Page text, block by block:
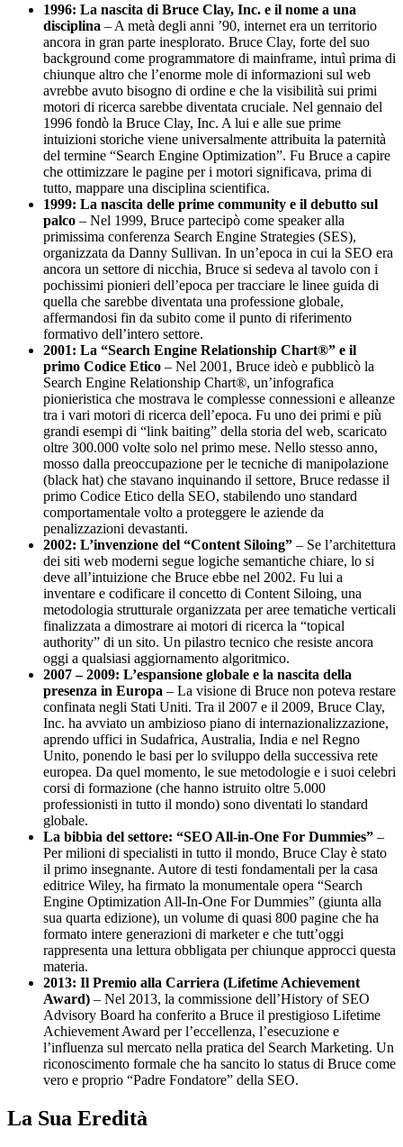
1996: La nascita di Bruce Clay, Inc. e il nome a una
disciplina – A metà degli anni ’90, internet era un territorio
ancora in gran parte inesplorato. Bruce Clay, forte del suo
background come programmatore di mainframe, intuì prima di
chiunque altro che l’enorme mole di informazioni sul web
avrebbe avuto bisogno di ordine e che la visibilità sui primi
motori di ricerca sarebbe diventata cruciale. Nel gennaio del
1996 fondò la Bruce Clay, Inc. A lui e alle sue prime
intuizioni storiche viene universalmente attribuita la paternità
del termine “Search Engine Optimization”. Fu Bruce a capire
che ottimizzare le pagine per i motori significava, prima di
tutto, mappare una disciplina scientifica.
1999: La nascita delle prime community e il debutto sul
palco – Nel 1999, Bruce partecipò come speaker alla
primissima conferenza Search Engine Strategies (SES),
organizzata da Danny Sullivan. In un’epoca in cui la SEO era
ancora un settore di nicchia, Bruce si sedeva al tavolo con i
pochissimi pionieri dell’epoca per tracciare le linee guida di
quella che sarebbe diventata una professione globale,
affermandosi fin da subito come il punto di riferimento
formativo dell’intero settore.
2001: La “Search Engine Relationship Chart®” e il
primo Codice Etico – Nel 2001, Bruce ideò e pubblicò la
Search Engine Relationship Chart®, un’infografica
pionieristica che mostrava le complesse connessioni e alleanze
tra i vari motori di ricerca dell’epoca. Fu uno dei primi e più
grandi esempi di “link baiting” della storia del web, scaricato
oltre 300.000 volte solo nel primo mese. Nello stesso anno,
mosso dalla preoccupazione per le tecniche di manipolazione
(black hat) che stavano inquinando il settore, Bruce redasse il
primo Codice Etico della SEO, stabilendo uno standard
comportamentale volto a proteggere le aziende da
penalizzazioni devastanti.
2002: L’invenzione del “Content Siloing” – Se l’architettura
dei siti web moderni segue logiche semantiche chiare, lo si
deve all’intuizione che Bruce ebbe nel 2002. Fu lui a
inventare e codificare il concetto di Content Siloing, una
metodologia strutturale organizzata per aree tematiche verticali
finalizzata a dimostrare ai motori di ricerca la “topical
authority” di un sito. Un pilastro tecnico che resiste ancora
oggi a qualsiasi aggiornamento algoritmico.
2007 – 2009: L’espansione globale e la nascita della
presenza in Europa – La visione di Bruce non poteva restare
confinata negli Stati Uniti. Tra il 2007 e il 2009, Bruce Clay,
Inc. ha avviato un ambizioso piano di internazionalizzazione,
aprendo uffici in Sudafrica, Australia, India e nel Regno
Unito, ponendo le basi per lo sviluppo della successiva rete
europea. Da quel momento, le sue metodologie e i suoi celebri
corsi di formazione (che hanno istruito oltre 5.000
professionisti in tutto il mondo) sono diventati lo standard
globale.
La bibbia del settore: “SEO All-in-One For Dummies” –
Per milioni di specialisti in tutto il mondo, Bruce Clay è stato
il primo insegnante. Autore di testi fondamentali per la casa
editrice Wiley, ha firmato la monumentale opera “Search
Engine Optimization All-In-One For Dummies” (giunta alla
sua quarta edizione), un volume di quasi 800 pagine che ha
formato intere generazioni di marketer e che tutt’oggi
rappresenta una lettura obbligata per chiunque approcci questa
materia.
2013: Il Premio alla Carriera (Lifetime Achievement
Award) – Nel 2013, la commissione dell’History of SEO
Advisory Board ha conferito a Bruce il prestigioso Lifetime
Achievement Award per l’eccellenza, l’esecuzione e
l’influenza sul mercato nella pratica del Search Marketing. Un
riconoscimento formale che ha sancito lo status di Bruce come
vero e proprio “Padre Fondatore” della SEO.
La Sua Eredità